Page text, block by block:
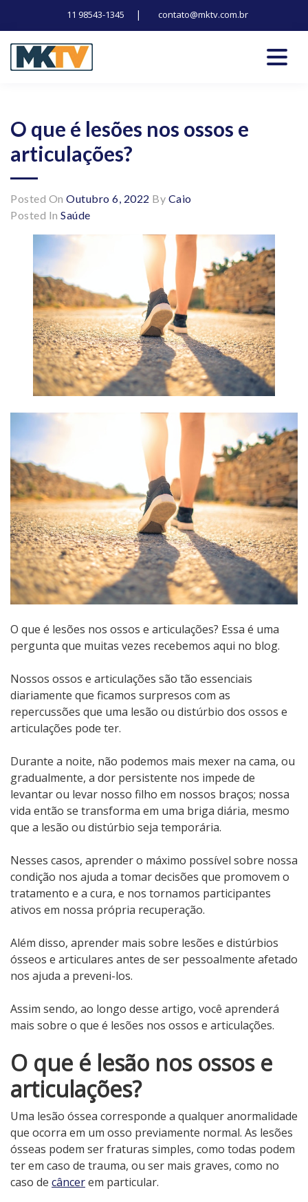
11 98543-1345 | contato@mktv.com.br
content
O que é lesões nos ossos e
articulações?
Posted On Outubro 6, 2022 By Caio
Posted In Saúde
O que é lesões nos ossos e articulações? Essa é uma
pergunta que muitas vezes recebemos aqui no blog.
Nossos ossos e articulações são tão essenciais
diariamente que ficamos surpresos com as
repercussões que uma lesão ou distúrbio dos ossos e
articulações pode ter.
Durante a noite, não podemos mais mexer na cama, ou
gradualmente, a dor persistente nos impede de
levantar ou levar nosso filho em nossos braços; nossa
vida então se transforma em uma briga diária, mesmo
que a lesão ou distúrbio seja temporária.
Nesses casos, aprender o máximo possível sobre nossa
condição nos ajuda a tomar decisões que promovem o
tratamento e a cura, e nos tornamos participantes
ativos em nossa própria recuperação.
Além disso, aprender mais sobre lesões e distúrbios
ósseos e articulares antes de ser pessoalmente afetado
nos ajuda a preveni-los.
Assim sendo, ao longo desse artigo, você aprenderá
mais sobre o que é lesões nos ossos e articulações.
O que é lesão nos ossos e
articulações?
Uma lesão óssea corresponde a qualquer anormalidade
que ocorra em um osso previamente normal. As lesões
ósseas podem ser fraturas simples, como todas podem
ter em caso de trauma, ou ser mais graves, como no
caso de câncerem particular.